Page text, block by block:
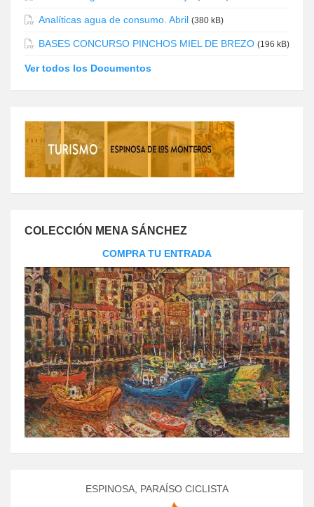
Analíticas agua de consumo. Abril (380 kB)
BASES CONCURSO PINCHOS MIEL DE BREZO (196 kB)
Ver todos los Documentos
COLECCIÓN MENA SÁNCHEZ
COMPRA TU ENTRADA
ESPINOSA, PARAÍSO CICLISTA